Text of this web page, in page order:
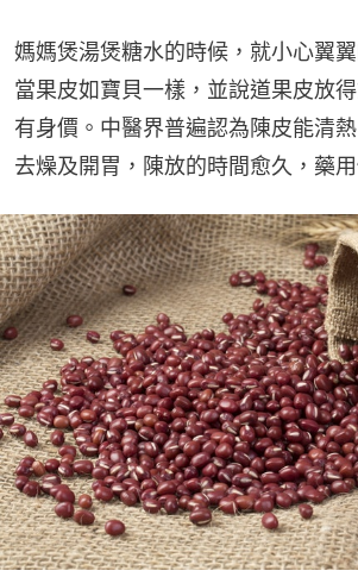
媽媽煲湯煲糖水的時候，就小心翼
當果皮如寶貝一樣，並說道果皮放
有身價。中醫界普遍認為陳皮能清
去燥及開胃，陳放的時間愈久，藥